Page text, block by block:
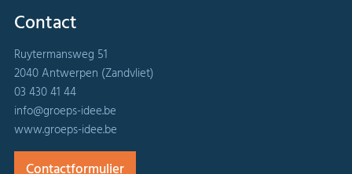
Contact
Ruytermansweg 51
2040 Antwerpen (Zandvliet)
03 430 41 44
info@groeps-idee.be
www.groeps-idee.be